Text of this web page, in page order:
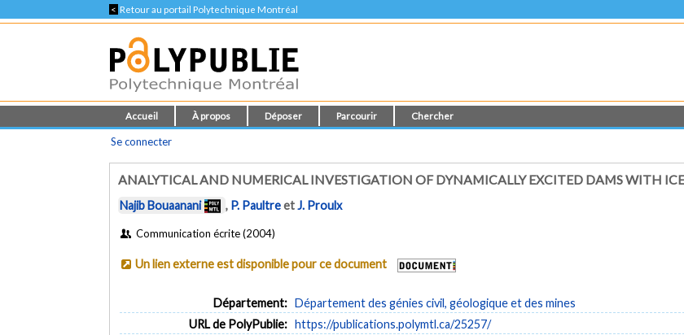
< Retour au portail Polytechnique Montréal
Accueil À propos Déposer Parcourir Chercher
Se connecter
ANALYTICAL AND NUMERICAL INVESTIGATION OF DYNAMICALLY EXCITED DAMS WITH
Najib Bouaanani , P. PaultreetJ. Proulx
Communication écrite (2004)
Un lien externe est disponible pour ce document
Département: Département des génies civil, géologique et des mines
URL de PolyPublie: https://publications.polymtl.ca/25257/